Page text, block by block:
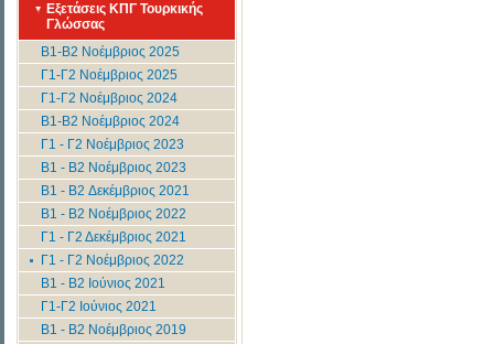
Εξετάσεις ΚΠΓ Τουρκικής
Γλώσσας
Β1-Β2 Νοέμβριος 2025
Γ1-Γ2 Νοέμβριος 2025
Γ1-Γ2 Νοέμβριος 2024
Β1-Β2 Νοέμβριος 2024
Γ1 - Γ2 Νοέμβριος 2023
B1 - B2 Νοέμβριος 2023
B1 - B2 Δεκέμβριος 2021
B1 - B2 Νοέμβριος 2022
Γ1 - Γ2 Δεκέμβριος 2021
Γ1 - Γ2 Νοέμβριος 2022
B1 - B2 Ιούνιος 2021
Γ1-Γ2 Ιούνιος 2021
B1 - B2 Νοέμβριος 2019